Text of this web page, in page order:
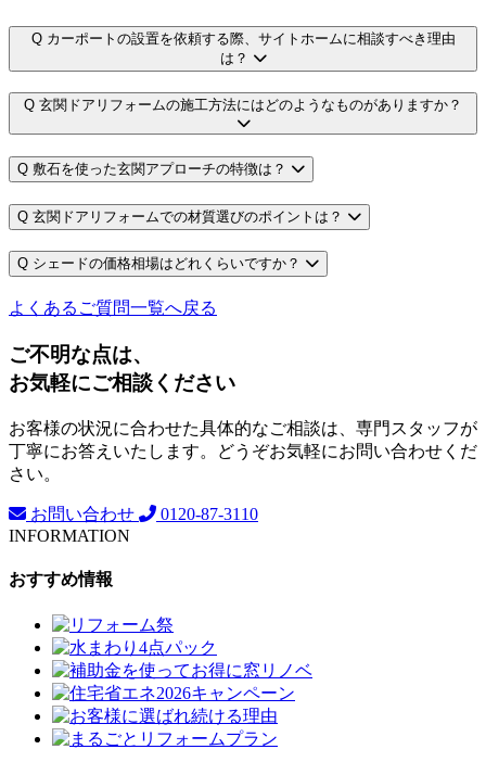
Q カーポートの設置を依頼する際、サイトホームに相談すべき理由
は？
Q 玄関ドアリフォームの施工方法にはどのようなものがありますか？
Q 敷石を使った玄関アプローチの特徴は？
Q 玄関ドアリフォームでの材質選びのポイントは？
Q シェードの価格相場はどれくらいですか？
よくあるご質問一覧へ戻る
ご不明な点は、
お気軽にご相談ください
お客様の状況に合わせた具体的なご相談は、専門スタッフが
丁寧にお答えいたします。どうぞお気軽にお問い合わせくだ
さい。
お問い合わせ
0120-87-3110
INFORMATION
おすすめ情報